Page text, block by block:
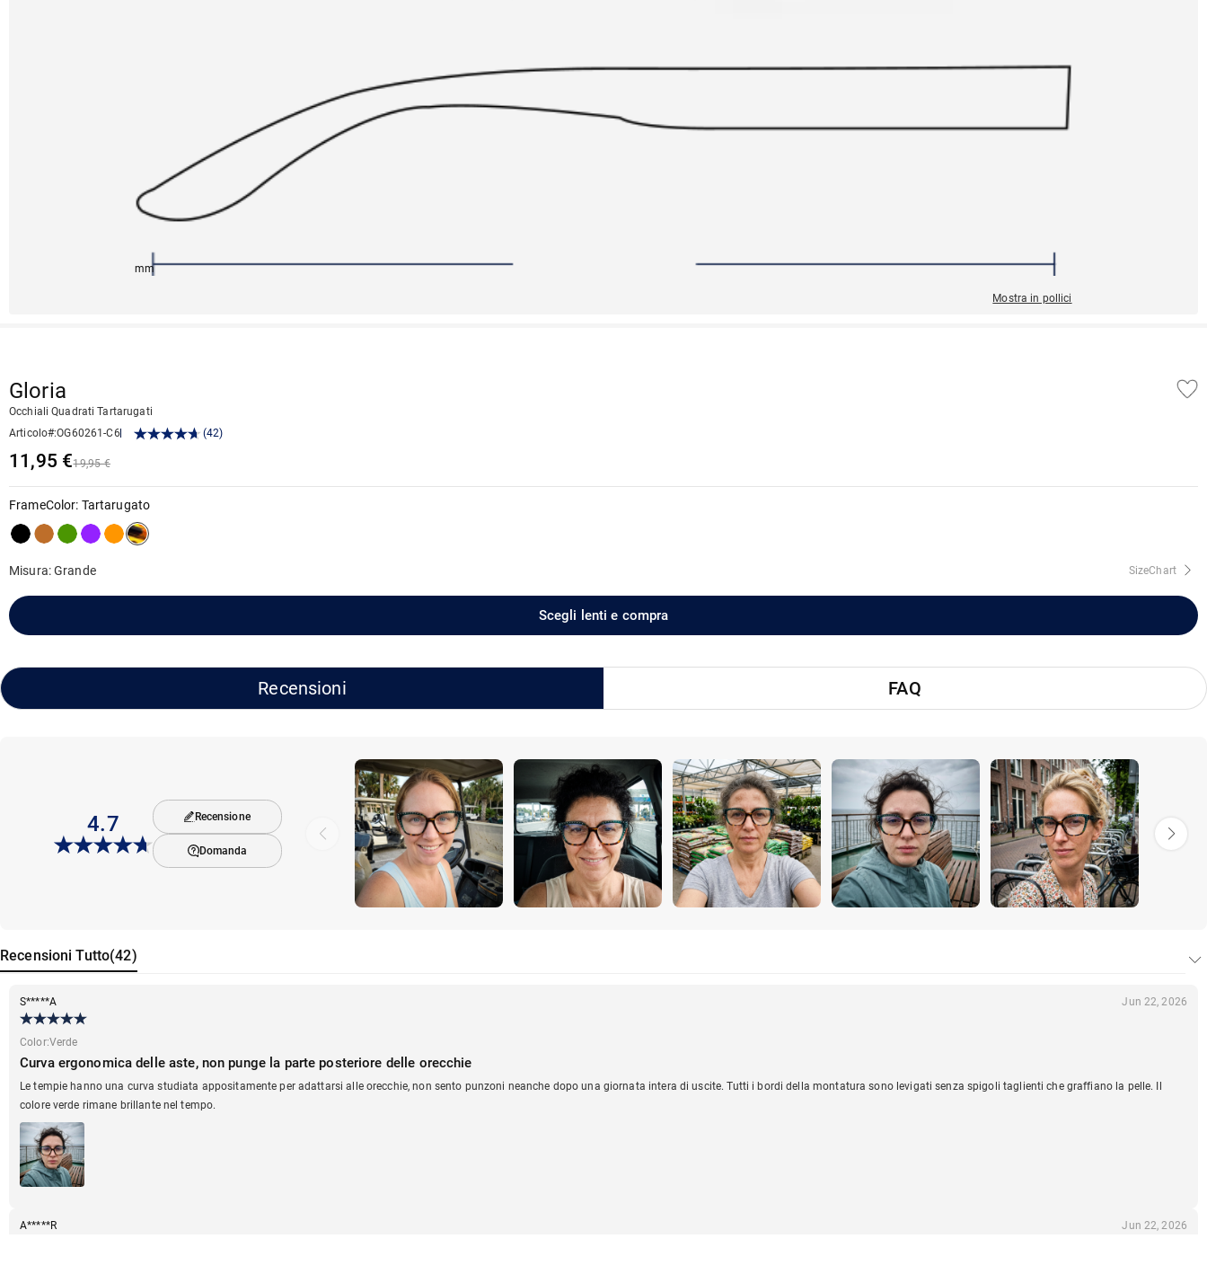
147mm
Mostra in pollici
Gloria
Occhiali Quadrati Tartarugati
Articolo#:OG60261-C6 (42)
11,95 €19,95 €
FrameColor: Tartarugato
Misura: Grande SizeChart
Scegli lenti e compra
Recensioni FAQ
4.7 Recensione
Domanda
Recensioni Tutto(42)
S*****A Jun 22, 2026
Color:Verde
Curva ergonomica delle aste, non punge la parte posteriore delle orecchie
Le tempie hanno una curva studiata appositamente per adattarsi alle orecchie, non sento punzoni neanche dopo una giornata intera di uscite. Tutti i bordi della montatura sono levigati senza spigoli taglienti che graffiano la pelle. Il
colore verde rimane brillante nel tempo.
A*****R Jun 22, 2026